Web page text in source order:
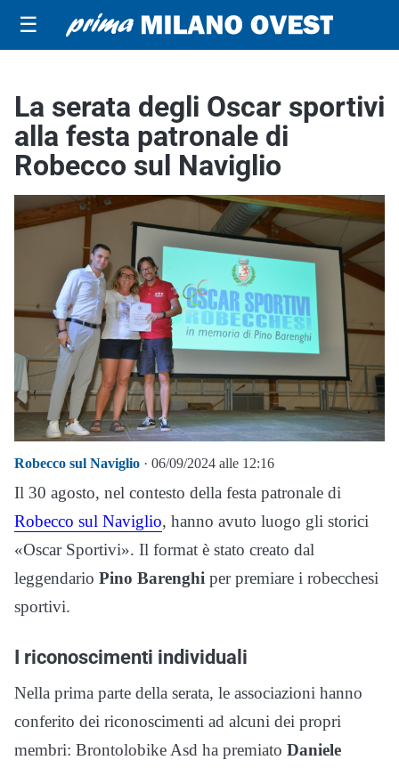
☰
La serata degli Oscar sportivi
alla festa patronale di
Robecco sul Naviglio
Robecco sul Naviglio · 06/09/2024 alle 12:16
Il 30 agosto, nel contesto della festa patronale di
Robecco sul Naviglio, hanno avuto luogo gli storici
«Oscar Sportivi». Il format è stato creato dal
leggendario Pino Barenghi per premiare i robecchesi
sportivi.
I riconoscimenti individuali
Nella prima parte della serata, le associazioni hanno
conferito dei riconoscimenti ad alcuni dei propri
membri: Brontolobike Asd ha premiato Daniele